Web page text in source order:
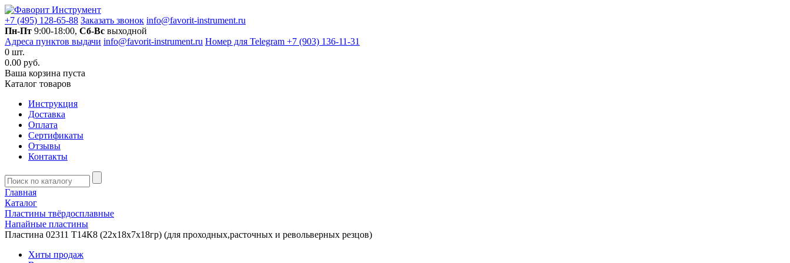
+7 (495) 128-65-88 Заказать звонок info@favorit-instrument.ru
Пн-Пт 9:00-18:00, Сб-Вс выходной
Адреса пунктов выдачи info@favorit-instrument.ru Номер для Telegram +7 (903) 136-11-31
0 шт.
0.00 руб.
Ваша корзина пуста
Каталог товаров
Инструкция
Доставка
Оплата
Сертификаты
Отзывы
Контакты
Главная
Каталог
Пластины твёрдосплавные
Напайные пластины
Пластина 02311 Т14К8 (22х18х7х18гр) (для проходных,расточных и револьверных резцов)
Хиты продаж